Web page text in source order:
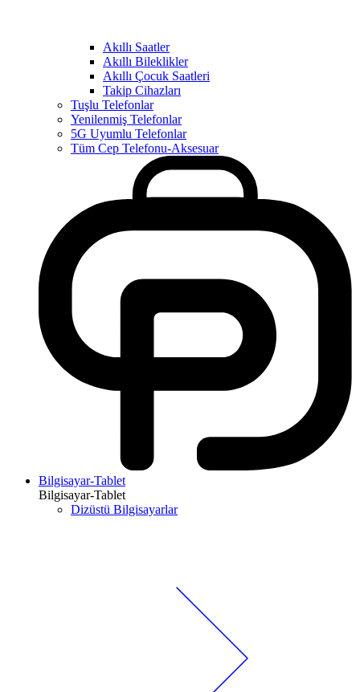
Akıllı Saatler
Akıllı Bileklikler
Akıllı Çocuk Saatleri
Takip Cihazları
Tuşlu Telefonlar
Yenilenmiş Telefonlar
5G Uyumlu Telefonlar
Tüm Cep Telefonu-Aksesuar
Bilgisayar-Tablet
Bilgisayar-Tablet
Dizüstü Bilgisayarlar